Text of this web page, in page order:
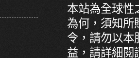
本站為全球性
為何，須知所
令，請勿以本
益，請詳細閱